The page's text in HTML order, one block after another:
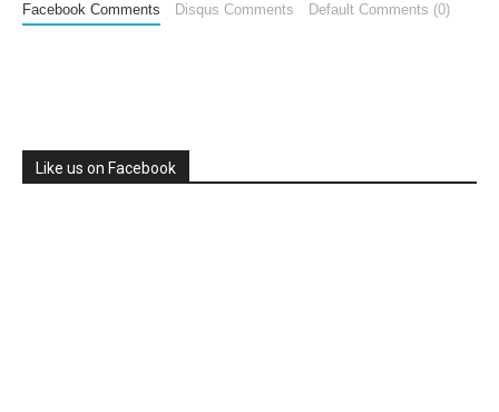
Facebook Comments Disqus Comments Default Comments (0)
Like us on Facebook